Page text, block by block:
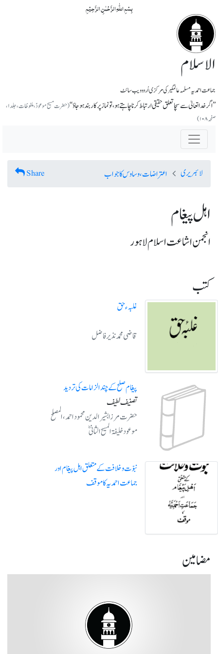
بِسۡمِ اللّٰہِ الرَّحۡمٰنِ الرَّحِیۡمِ
الاسلام
جماعت احمدیہ مسلمہ عالمگیر کی مرکزی اُردو ویب سائٹ
’’اگر خداتعالیٰ سے سچا تعلق حقیقی ارتباط کرنا چاہتے ہو، تو نماز پر کاربند ہوجاؤ‘‘
(حضرت مسیح موعودؑ، ملفوظات، جلد ۱،
صفحہ ۱۰۸)
لائبریری اعتراضات، وساوس کا جواب Share
اہل پیغام
انجمن اشاعت اسلام لاہور
کتب
غلبہء حق
قاضی محمد نذیر فاضل
پیغام صلح کے چند الزامات کی تردید
تصنیف لطیف
حضرت مرزا بشیرالدین محمود احمد، المصلح
موعود خلیفۃ المسیح الثانیؓ
نبوّت و خلافت کے متعلق اہل پیغام اور
جماعت احمدیہ کا موقف
مضامین